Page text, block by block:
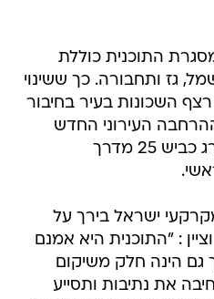
התוכנית כוללת
גז ותחבורה. כך ששינוי
השכונות בעיר בחיבור
העירוני החדש
בתוכנית, לרבות שינוי מדרג כביש 25 מדרך
ישראל בירך על
: "התוכנית היא אמנם
הינה חלק משיקום
את נתיבות ותסייע